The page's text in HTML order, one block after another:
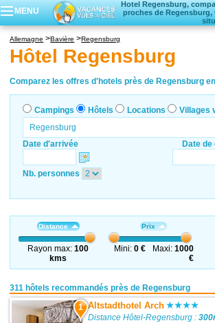
MENU
Hotel Regensburg,
proches de
Locations vacances
Villages vacances
Allemagne Bavière Regensburg
Hôtel Regensburg
Comparez les offres d'hotels près de Regensburg
Campings Hôtels Locations Villages
Date d'arrivée Date de
Nb. personnes
Distance
Rayon max:100
kms
Prix
Mini: 0 € Maxi:1000
€
311 hôtels recommandés près de Regensburg
1 Altstadthotel Arch
Distance Hôtel-Regensburg :